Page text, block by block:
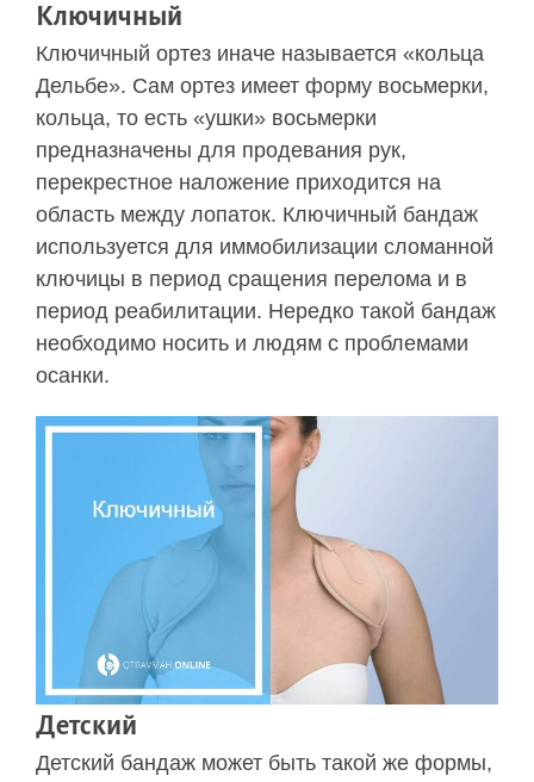
Ключичный
Ключичный ортез иначе называется «кольца
Дельбе». Сам ортез имеет форму восьмерки,
кольца, то есть «ушки» восьмерки
предназначены для продевания рук,
перекрестное наложение приходится на
область между лопаток. Ключичный бандаж
используется для иммобилизации сломанной
ключицы в период сращения перелома и в
период реабилитации. Нередко такой бандаж
необходимо носить и людям с проблемами
осанки.
Детский
Детский бандаж может быть такой же формы,